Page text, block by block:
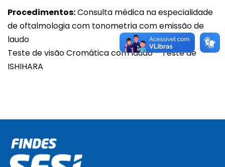
Procedimentos:Consulta médica na especialidade
de oftalmologia com tonometria com emissão de
laudo
Teste de visão Cromática com laudo – Teste de
ISHIHARA